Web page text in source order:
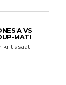
VS
MATI
kritis saat